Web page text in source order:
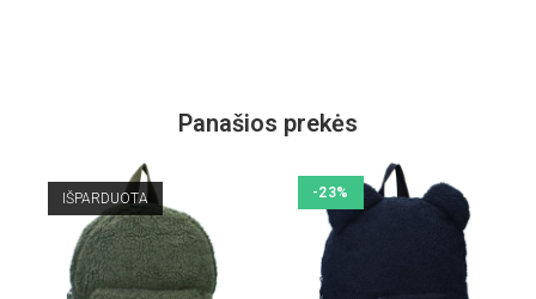
Panašios prekės
IŠPARDUOTA -23%